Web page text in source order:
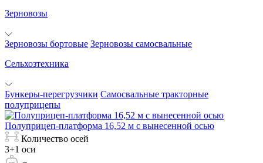
Зерновозы
Зерновозы бортовые Зерновозы самосвальные
Сельхозтехника
Бункеры-перегрузчики Самосвальные тракторные
полуприцепы
Полуприцеп-платформа 16,52 м с вынесенной осью
Количество осей
3+1 оси